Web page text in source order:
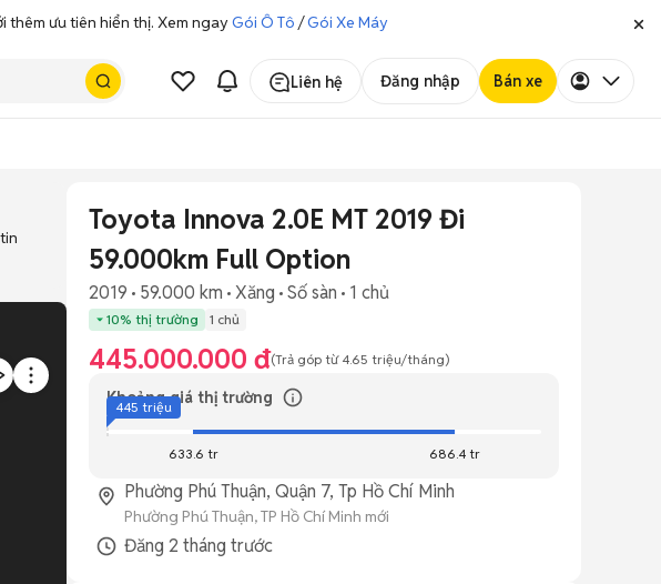
thêm ưu tiên hiển thị. Xem ngayGói Ô Tô /Gói Xe Máy
Liên hệ Đăng nhập Bán xe
Toyota Innova 2.0E MT 2019 Đi
59.000km Full Option
2019 59.000 km Xăng Số sàn 1 chủ
10% thị trường 1 chủ
445.000.000 đ(Trả góp từ 4.65 triệu/tháng)
Khoảng giá thị trường
633.6 tr 686.4 tr
445 triệu
Phường Phú Thuận, Quận 7, Tp Hồ Chí Minh
Phường Phú Thuận, TP Hồ Chí Minh mới
Đăng 2 tháng trước